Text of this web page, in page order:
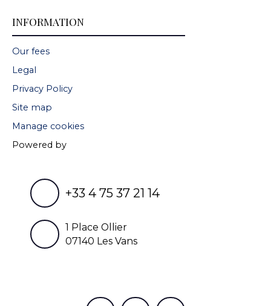
INFORMATION
Our fees
Legal
Privacy Policy
Site map
Manage cookies
Powered by
+33 4 75 37 21 14
1 Place Ollier
07140 Les Vans